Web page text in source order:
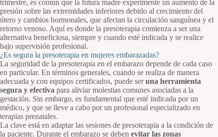
trimestre, es común que la futura madre experimente un aumento de la
presión sobre las extremidades inferiores debido al crecimiento del
útero y cambios hormonales, que afectan la circulación sanguínea y el
retorno venoso. Aquí es donde la presoterapia comienza a ser una
alternativa beneficiosa, siempre y cuando esté indicada y se realice
bajo supervisión profesional.
¿Es segura la presoterapia en mujeres embarazadas?
La seguridad de la presoterapia en el embarazo depende de cada caso
en particular. En términos generales, cuando se realiza de manera
adecuada y con equipos certificados, puede seruna herramienta
segura y efectiva para aliviar molestias comunes asociadas a la
gestación. Sin embargo, es fundamental que esté indicada por un
médico, y que se lleve a cabo por un profesional especializado en
terapias prenatales.
La clave está en adaptar las sesiones de presoterapia a la condición de
la paciente. Durante el embarazo se deben evitar las zonas